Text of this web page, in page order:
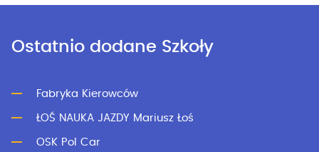
Ostatnio dodane Szkoły
Fabryka Kierowców
ŁOŚ NAUKA JAZDY Mariusz Łoś
OSK Pol Car